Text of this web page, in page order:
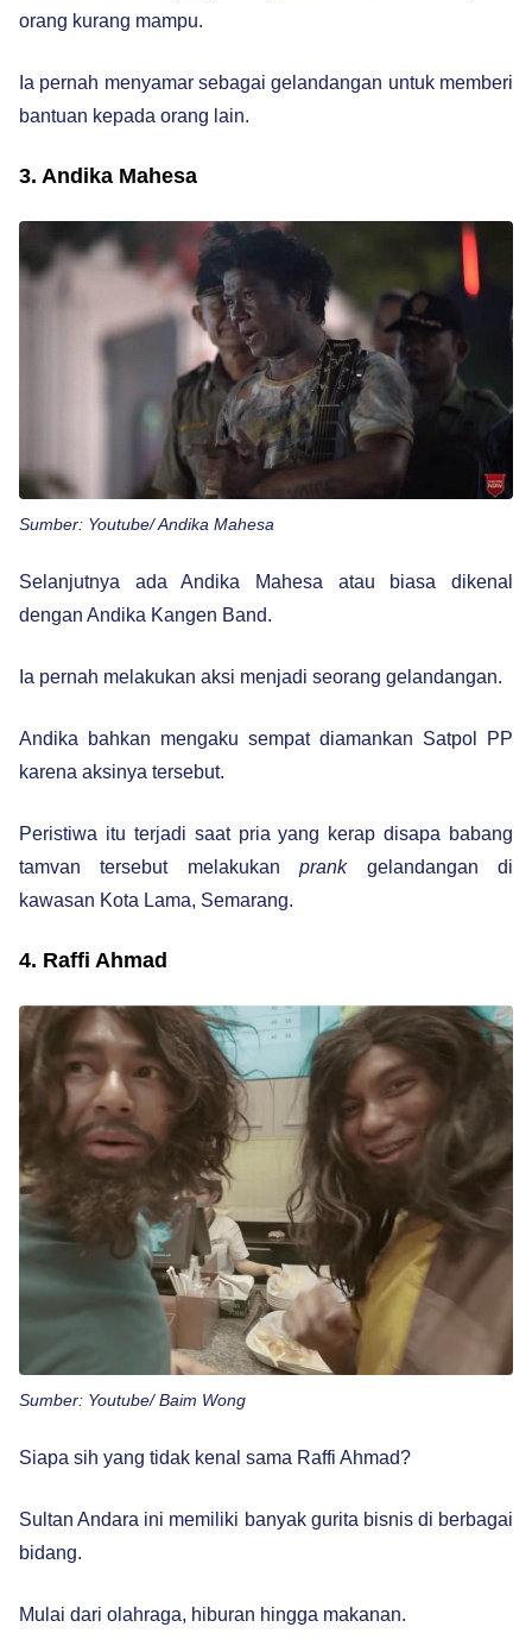
orang kurang mampu.
Ia pernah menyamar sebagai gelandangan untuk memberi
bantuan kepada orang lain.
3. Andika Mahesa
Sumber: Youtube/ Andika Mahesa
Selanjutnya ada Andika Mahesa atau biasa dikenal
dengan Andika Kangen Band.
Ia pernah melakukan aksi menjadi seorang gelandangan.
Andika bahkan mengaku sempat diamankan Satpol PP
karena aksinya tersebut.
Peristiwa itu terjadi saat pria yang kerap disapa babang
tamvan tersebut melakukanprank gelandangan di
kawasan Kota Lama, Semarang.
4. Raffi Ahmad
Sumber: Youtube/ Baim Wong
Siapa sih yang tidak kenal sama Raffi Ahmad?
Sultan Andara ini memiliki banyak gurita bisnis di berbagai
bidang.
Mulai dari olahraga, hiburan hingga makanan.